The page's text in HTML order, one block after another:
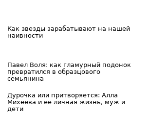
Как звезды зарабатывают на нашей
наивности
Павел Воля: как гламурный подонок
превратился в образцового
семьянина
Дурочка или притворяется: Алла
Михеева и ее личная жизнь, муж и
дети